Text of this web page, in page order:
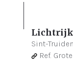
Sint-Truiden
Ref.